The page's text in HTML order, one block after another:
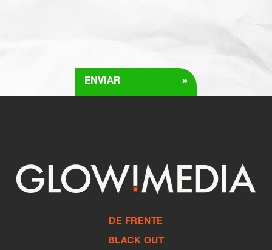
ENVIAR »
DE FRENTE
BLACK OUT